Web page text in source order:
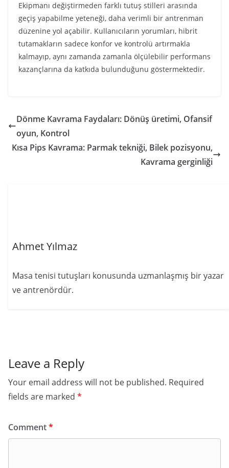
Ekipmanı değiştirmeden farklı tutuş stilleri arasında
geçiş yapabilme yeteneği, daha verimli bir antrenman
düzenine yol açabilir. Kullanıcıların yorumları, hibrit
tutamakların sadece konfor ve kontrolü artırmakla
kalmayıp, aynı zamanda zamanla ölçülebilir performans
kazançlarına da katkıda bulunduğunu göstermektedir.
Dönme Kavrama Faydaları: Dönüş üretimi, Ofansif
oyun, Kontrol
Kısa Pips Kavrama: Parmak tekniği, Bilek pozisyonu,
Kavrama gerginliği
Ahmet Yılmaz
Masa tenisi tutuşları konusunda uzmanlaşmış bir yazar
ve antrenördür.
Leave a Reply
Your email address will not be published. Required
fields are marked *
Comment*